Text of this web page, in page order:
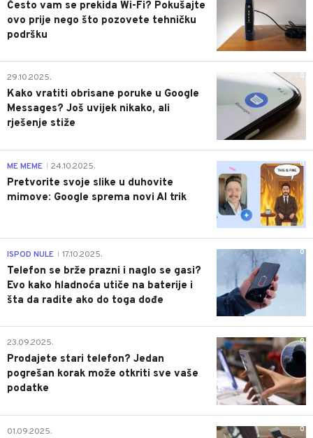
Često vam se prekida Wi-Fi? Pokušajte
ovo prije nego što pozovete tehničku
podršku
0
29.10.2025.
Kako vratiti obrisane poruke u Google
Messages? Još uvijek nikako, ali
rješenje stiže
0
ME MEME 24.10.2025.
Pretvorite svoje slike u duhovite
mimove: Google sprema novi AI trik
0
ISPOD NULE 17.10.2025.
Telefon se brže prazni i naglo se gasi?
Evo kako hladnoća utiče na baterije i
šta da radite ako do toga dođe
0
23.09.2025.
Prodajete stari telefon? Jedan
pogrešan korak može otkriti sve vaše
podatke
0
01.09.2025.